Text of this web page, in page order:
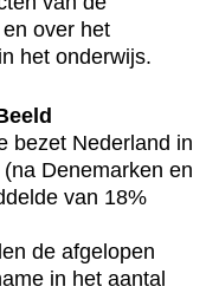
over het
het onderwijs.
bezet Nederland in
Denemarken en
van 18%
de afgelopen
in het aantal